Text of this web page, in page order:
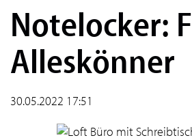
Notelocker:
Alleskönner
30.05.2022 17:51